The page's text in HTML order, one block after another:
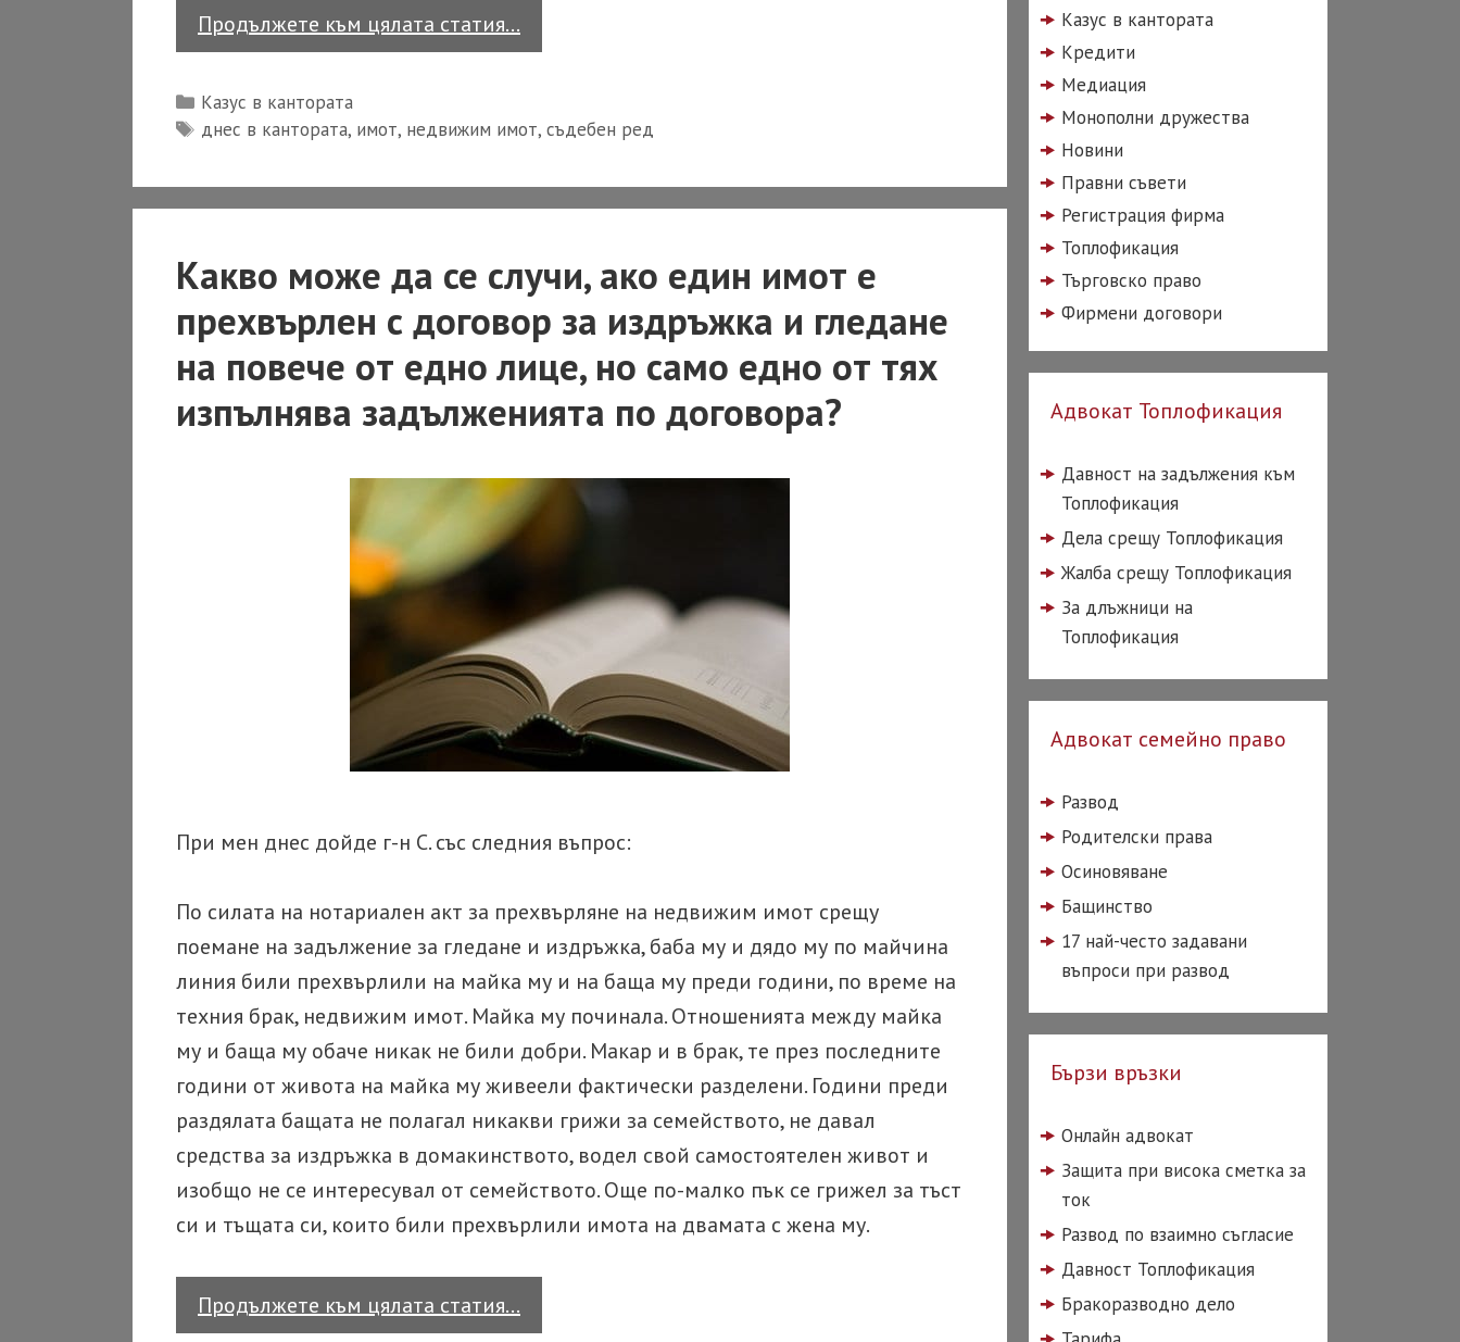
Продължете към цялата статия…
в
Categories
Казус в кантората
Tags
днес в кантората, имот, недвижим имот,съдебен ред
Какво може да се случи, ако един имот е
прехвърлен с договор за издръжка и гледане
на повече от едно лице, но само едно от тях
изпълнява задълженията по договора?
При мен днес дойде г-н С. със следния въпрос:
По силата на нотариален акт за прехвърляне на недвижим имот срещу
поемане на задължение за гледане и издръжка, баба му и дядо му по майчина
линия били прехвърлили на майка му и на баща му преди години, по време на
техния брак, недвижим имот. Майка му починала. Отношенията между майка
му и баща му обаче никак не били добри. Макар и в брак, те през последните
години от живота на майка му живеели фактически разделени. Години преди
раздялата бащата не полагал никакви грижи за семейството, не давал
средства за издръжка в домакинството, водел свой самостоятелен живот и
изобщо не се интересувал от семейството. Още по-малко пък се грижел за тъст
си и тъщата си, които били прехвърлили имота на двамата с жена му.
Продължете към цялата статия…
Казус в кантората
Кредити
Медиация
Монополни дружества
Новини
Правни съвети
Регистрация фирма
Топлофикация
Търговско право
Фирмени договори
Адвокат Топлофикация
Давност на задължения към
Топлофикация
Дела срещу Топлофикация
Жалба срещу Топлофикация
За длъжници на
Топлофикация
Адвокат семейно право
Развод
Родителски права
Осиновяване
Бащинство
17 най-често задавани
въпроси при развод
Бързи връзки
Онлайн адвокат
Защита при висока сметка за
ток
Развод по взаимно съгласие
Давност Топлофикация
Бракоразводно дело